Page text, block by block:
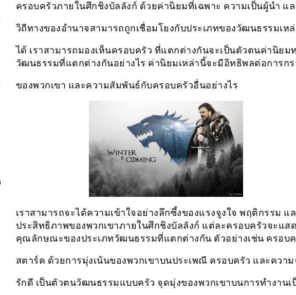
ครอบครัวภายในศึกชิงบัลลังก์ ด้วยค่านิยมที่เฉพาะ ความเป็นผู้นำ แล
วิถีทางของอำนาจสามารถถูกเชื่อมโยงกับประเภทของวัฒนธรรมเห
ได้ เราสามารถมองเห็นครอบครัว ที่แตกต่างกันจะเป็นตัวตนค่านิยม
วัฒนธรรมที่แตกต่างกันอย่างไร ค่านิยมเหล่านี้จะมีอิทธิพลต่อการกร
ของพวกเขา และความสัมพันธ์กับครอบครัวอื่นอย่างไร
เราสามารถจะได้ความเข้าใจอย่างลึกซึ้งของแรงจูงใจ พฤติกรรม แ
ประสิทธิภาพของพวกเขาภายในศึกชิงบัลลังก์ แต่ละครอบครัวจะแส
คุณลักษณะของประเภทวัฒนธรรมที่แตกต่างกัน ตัวอย่างเช่น ครอบ
สตาร์ค ด้วยการมุ่งเน้นของพวกเขาบนประเพณี ครอบครัว และความ
รักดี เป็นตัวตนวัฒนธรรมแบบครัว จุดมุ่งของพวกเขาบนการทำงานเ